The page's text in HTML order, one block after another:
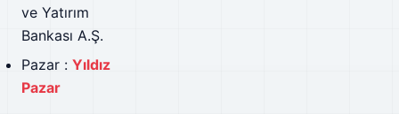
ve Yatırım
Bankası A.Ş.
Pazar : Yıldız
Pazar